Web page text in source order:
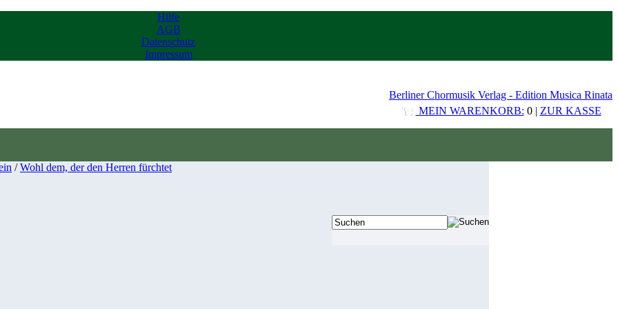
Hilfe
AGB
Datenschutz
Impressum
Berliner Chormusik Verlag - Edition Musica Rinata
MEIN WARENKORB: 0 | ZUR KASSE
/Wohl dem, der den Herren fürchtet